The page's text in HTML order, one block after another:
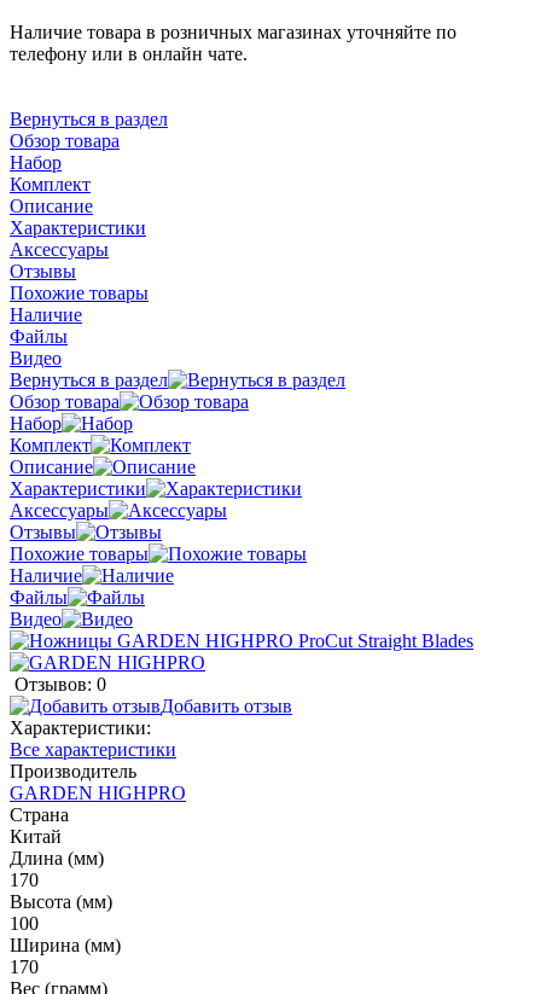
Наличие товара в розничных магазинах уточняйте по
телефону или в онлайн чате.
Вернуться в раздел
Обзор товара
Набор
Комплект
Описание
Характеристики
Аксессуары
Отзывы
Похожие товары
Наличие
Файлы
Видео
Вернуться в раздел
Обзор товара
Набор
Комплект
Описание
Характеристики
Аксессуары
Отзывы
Похожие товары
Наличие
Файлы
Видео
Отзывов: 0
Добавить отзыв
Характеристики:
Все характеристики
Производитель
GARDEN HIGHPRO
Страна
Китай
Длина (мм)
170
Высота (мм)
100
Ширина (мм)
170
Вес (грамм)